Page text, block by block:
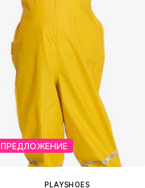
ПРЕДЛОЖЕНИЕ
PLAYSHOES